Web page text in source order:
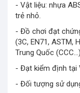
- Vật liệu: nhựa
trẻ nhỏ.
- Đồ chơi đạt
(3C, EN71, ASTM,
Trung Quốc (CCC…)
- Đạt kiểm định tại
- Đối tượng sử